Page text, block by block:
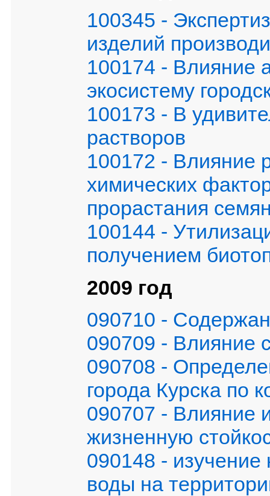
100345 -
изделий
100174 - Влияние
экосистему
100173 - В
растворов
100172 - Влияние
химических
прорастания
100144 -
получением
2009 год
090710 -
090709 - Влияние
090708 -
города Курска по
090707 - Влияние
жизненную
090148 - изучение
воды на